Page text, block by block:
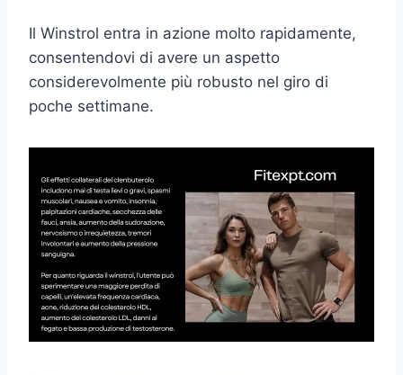
Il Winstrol entra in azione molto rapidamente,
consentendovi di avere un aspetto
considerevolmente più robusto nel giro di
poche settimane.